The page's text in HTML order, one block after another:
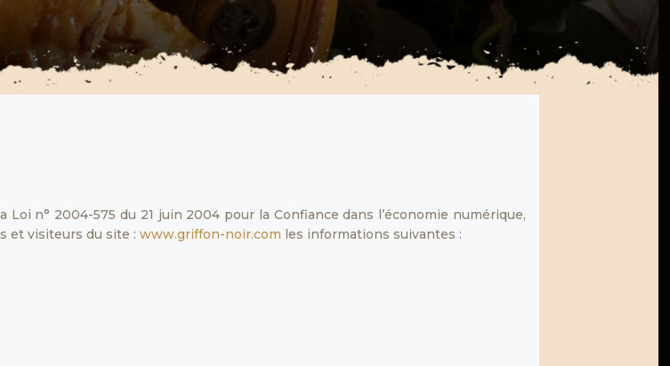
n° 2004-575 du 21 juin 2004 pour la Confiance dans l’économie numérique,
et visiteurs du site : www.griffon-noir.com les informations suivantes :